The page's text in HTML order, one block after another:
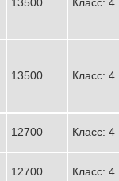
13500 Класс: 4
12700 Класс: 4
12700 Класс: 4